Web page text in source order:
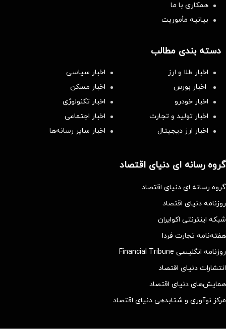
همکاری با ما
بیانیه مأموریت
دسته بندی مطالب
اخبار طلا و ارز
اخبار سیاسی
اخبار بورس
اخبار مسکن
اخبار خودرو
اخبار تکنولوژی
اخبار تولید و تجارت
اخبار اجتماعی
اخبار ارز دیجیتال
اخبار سایر رسانه‌‌ها
گروه رسانه ای دنیای اقتصاد
گروه رسانه ای دنیای اقتصاد
روزنامه دنیای اقتصاد
شبکه اینترنتی اکوایران
هفته‌نامه تجارت فردا
روزنامه انگلیسی Financial Tribune
انتشارات دنیای اقتصاد
همایش‌های دنیای اقتصاد
مرکز نوآوری و شتابدهی دنیای اقتصاد